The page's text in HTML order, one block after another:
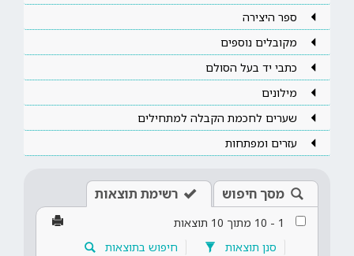
ספר היצירה
מקובלים נוספים
כתבי יד בעל הסולם
מילונים
שערים לחכמת הקבלה למתחילים
עזרים ומפתחות
מסך חיפוש רשימת תוצאות
1
-
10 מתוך 10 תוצאות
סנן תוצאות
חיפוש בתוצאות